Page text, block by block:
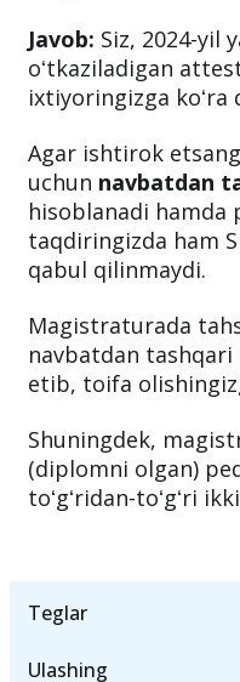
Javob: Siz, 2024-yil
oʻtkaziladigan
ixtiyoringizga koʻra
Agar ishtirok
uchun navbatdan
hisoblanadi hamda
taqdiringizda ham
qabul qilinmaydi.
Magistraturada
navbatdan
etib, toifa
Shuningdek,
(diplomni olgan)
toʻgʻridan-toʻgʻri
Teglar
Ulashing